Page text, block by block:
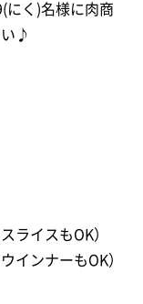
にく)名様に肉商
い♪
ライスもOK）
インナーもOK）